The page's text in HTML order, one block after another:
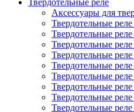
Твердотельные реле
Аксессуары для
Твердотельные реле
Твердотельные
Твердотельные
Твердотельные реле
Твердотельные
Твердотельные
Твердотельные реле
Твердотельные
Твердотельные